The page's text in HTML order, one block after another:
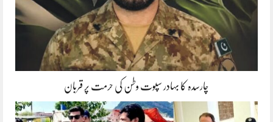
چارسدہ کا بہادر سپوت وطن کی حرمت پر قربان